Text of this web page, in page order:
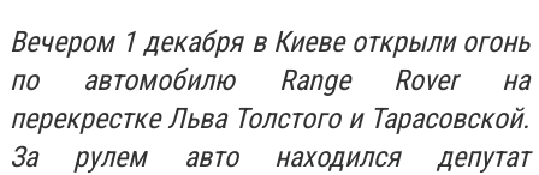
Вечером 1 декабря в Киеве открыли огонь
по автомобилю Range Rover на
перекрестке Льва Толстого и Тарасовской.
За рулем авто находился депутат